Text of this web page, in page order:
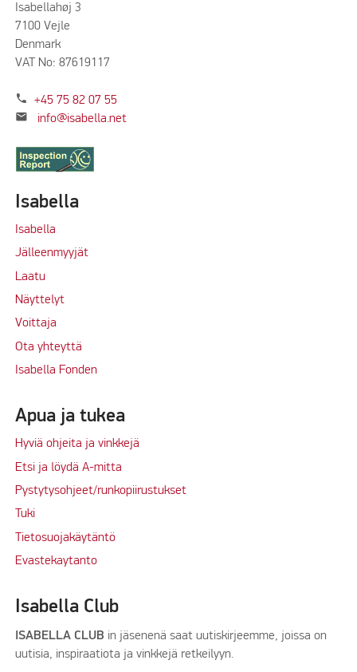
Isabellahøj 3
7100 Vejle
Denmark
VAT No: 87619117
phone +45 75 82 07 55
mail info@isabella.net
Isabella
Isabella
Jälleenmyyjät
Laatu
Näyttelyt
Voittaja
Ota yhteyttä
Isabella Fonden
Apua ja tukea
Hyviä ohjeita ja vinkkejä
Etsi ja löydä A-mitta
Pystytysohjeet/runkopiirustukset
Tuki
Tietosuojakäytäntö
Evastekaytanto
Isabella Club
ISABELLA CLUB in jäsenenä saat uutiskirjeemme, joissa on
uutisia, inspiraatiota ja vinkkejä retkeilyyn.